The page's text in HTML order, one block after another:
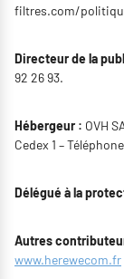
filtres.com/
Directeur de la
92 26 93.
Hébergeur : OVH
Cedex 1 –
Délégué à la
Autres
www.herewecom.fr